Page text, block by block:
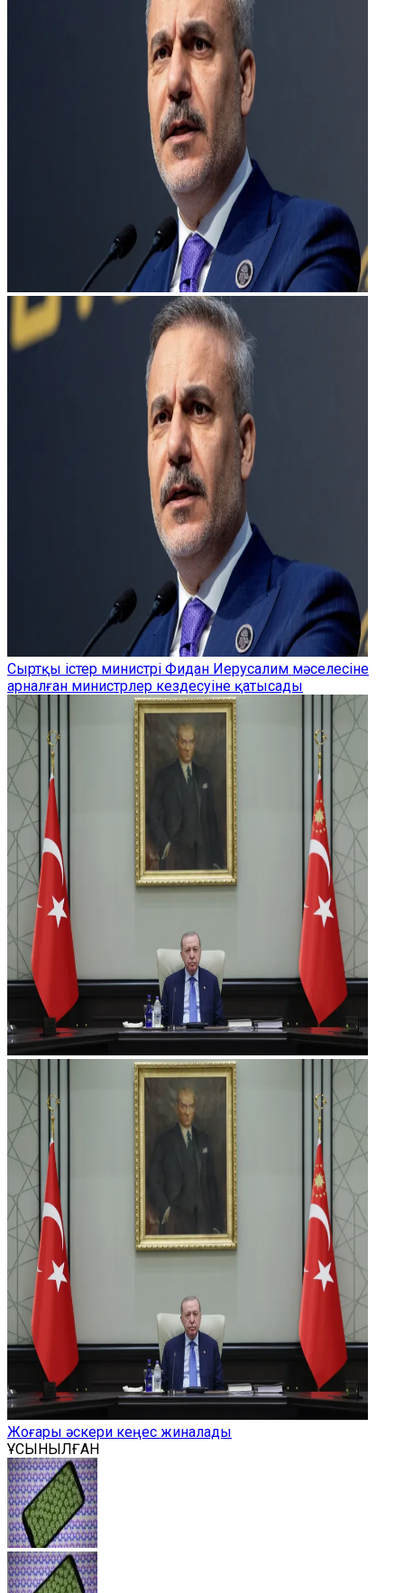
Сыртқы істер министрі Фидан Иерусалим мәселесіне
арналған министрлер кездесуіне қатысады
Жоғары әскери кеңес жиналады
ҰСЫНЫЛҒАН